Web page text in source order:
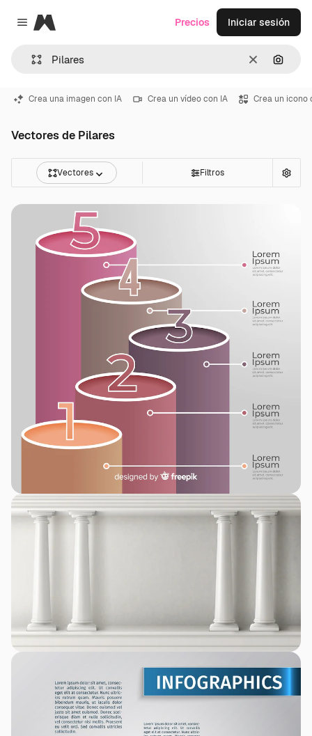
Close menu
Magnific
Borrar
Precios Iniciar sesión
Crea una imagen con IA Crea un vídeo con IA Crea un icono
Vectores de Pilares
Vectores Filtros